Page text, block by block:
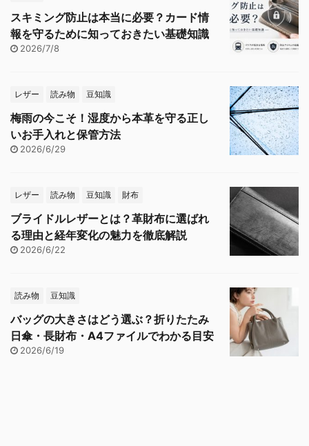
スキミング防止は本当に必要？カード情
報を守るために知っておきたい基礎知識
2026/7/8
レザー 読み物 豆知識
梅雨の今こそ！湿度から本革を守る正し
いお手入れと保管方法
2026/6/29
レザー 読み物 豆知識 財布
ブライドルレザーとは？革財布に選ばれ
る理由と経年変化の魅力を徹底解説
2026/6/22
読み物 豆知識
バッグの大きさはどう選ぶ？折りたたみ
日傘・長財布・A4ファイルでわかる目安
2026/6/19